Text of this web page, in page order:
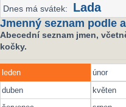
Dnes má svátek: Lada
Jmenný seznam podle
Abecední seznam jmen,
kočky.
leden únor
duben
květen